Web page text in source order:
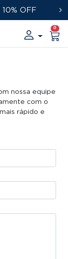
10% OFF
0
nossa equipe
com o
rápido e